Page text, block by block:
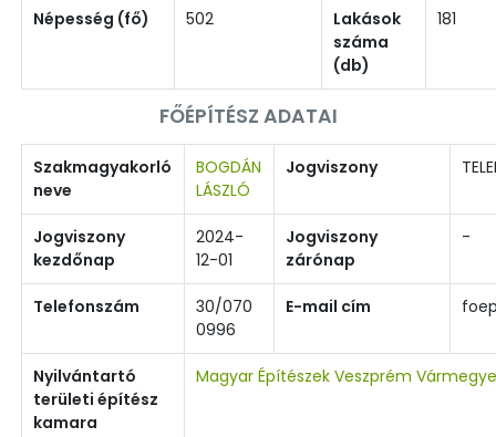
Népesség (fő) 502
Lakások
száma
(db)
181
FŐÉPÍTÉSZ ADATAI
Szakmagyakorló
neve
BOGDÁN
LÁSZLÓ
Jogviszony
Jogviszony
kezdőnap
2024-
12-01
Jogviszony
zárónap
-
Telefonszám
30/070
0996
E-mail cím
Nyilvántartó
területi építész
kamara
Magyar Építészek Veszprém